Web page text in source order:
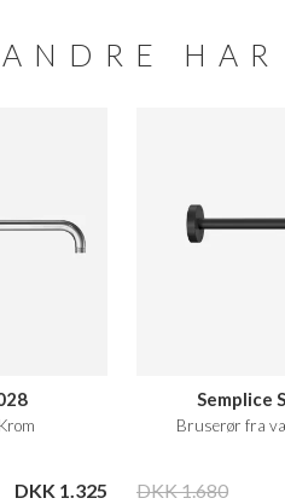
ANDRE
DKK 1.325
Semplice
Bruserør fra
DKK 1.680